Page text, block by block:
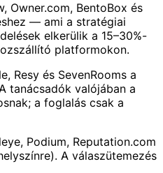
Owner.com, BentoBox és
— ami a stratégiai
elkerülik a 15–30%-
platformokon.
Resy és SevenRooms a
tanácsadók valójában a
a foglalás csak a
Podium, Reputation.com
A válaszütemezés